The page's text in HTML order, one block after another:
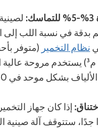
بدقة في نسبة اللب إلى
نظام التخمير
إلى 8 م³) يستخدم مروحة
إذا كان جهاز
جدًا، ستتوقف آلة صينية